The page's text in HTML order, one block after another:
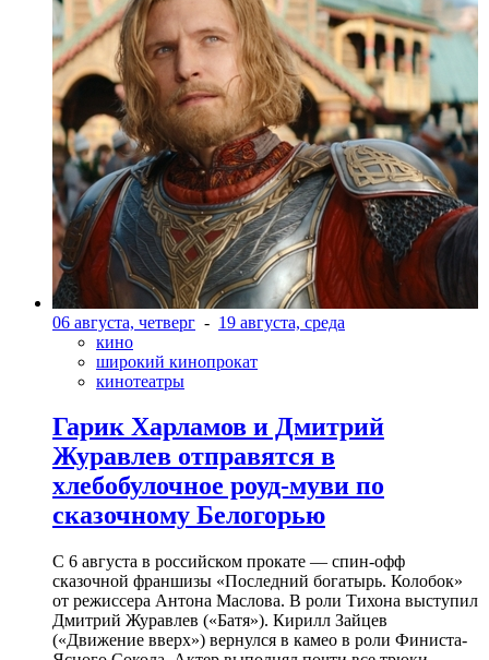
06 августа, четверг - 19 августа, среда
кино
широкий кинопрокат
кинотеатры
Гарик Харламов и Дмитрий
Журавлев отправятся в
хлебобулочное роуд-муви по
сказочному Белогорью
С 6 августа в российском прокате — спин-офф
сказочной франшизы «Последний богатырь. Колобок»
от режиссера Антона Маслова. В роли Тихона выступил
Дмитрий Журавлев («Батя»). Кирилл Зайцев
(«Движение вверх») вернулся в камео в роли Финиста-